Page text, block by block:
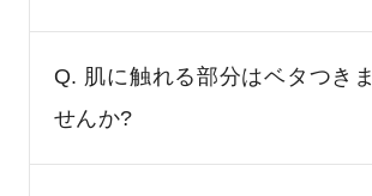
Q. 肌に触れる部分はベタつきま
せんか?